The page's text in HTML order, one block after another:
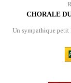
CHORALE
Un sympathique